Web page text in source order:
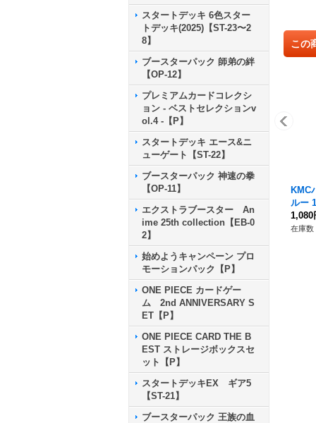
スタートデッキ 6色スター
トデッキ(2025)【ST-23〜2
8】
ブースターパック 師弟の絆
【OP-12】
プレミアムカードコレクシ
ョン - ベストセレクションv
ol.4 -【P】
スタートデッキ エース&ニ
ューゲート【ST-22】
ブースターパック 神速の拳
【OP-11】
エクストラブースター An
ime 25th collection【EB-0
2】
始めようキャンペーン プロ
モーションパック【P】
ONE PIECE カードゲー
ム 2nd ANNIVERSARY S
ET【P】
ONE PIECE CARD THE B
EST ストレージボックスセ
ット【P】
スタートデッキEX ギア5
【ST-21】
ブースターパック 王族の血
この
KMC
ルー
イ】
1,080
在庫数